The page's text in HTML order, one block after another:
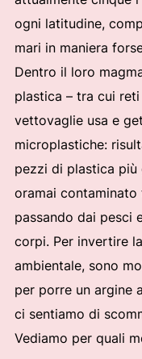
ogni latitudine,
mari in maniera
Dentro il loro
plastica – tra cui
vettovaglie usa e
microplastiche:
pezzi di plastica più
oramai
passando dai pesci
corpi. Per invertire
ambientale, sono
per porre un argine
ci sentiamo di
Vediamo per quali